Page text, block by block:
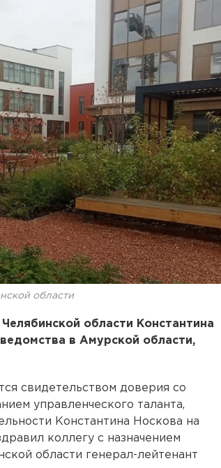
области
области Константина
в Амурской области,
свидетельством доверия со
управленческого таланта,
Константина Носкова на
коллегу с назначением
области генерал-лейтенант